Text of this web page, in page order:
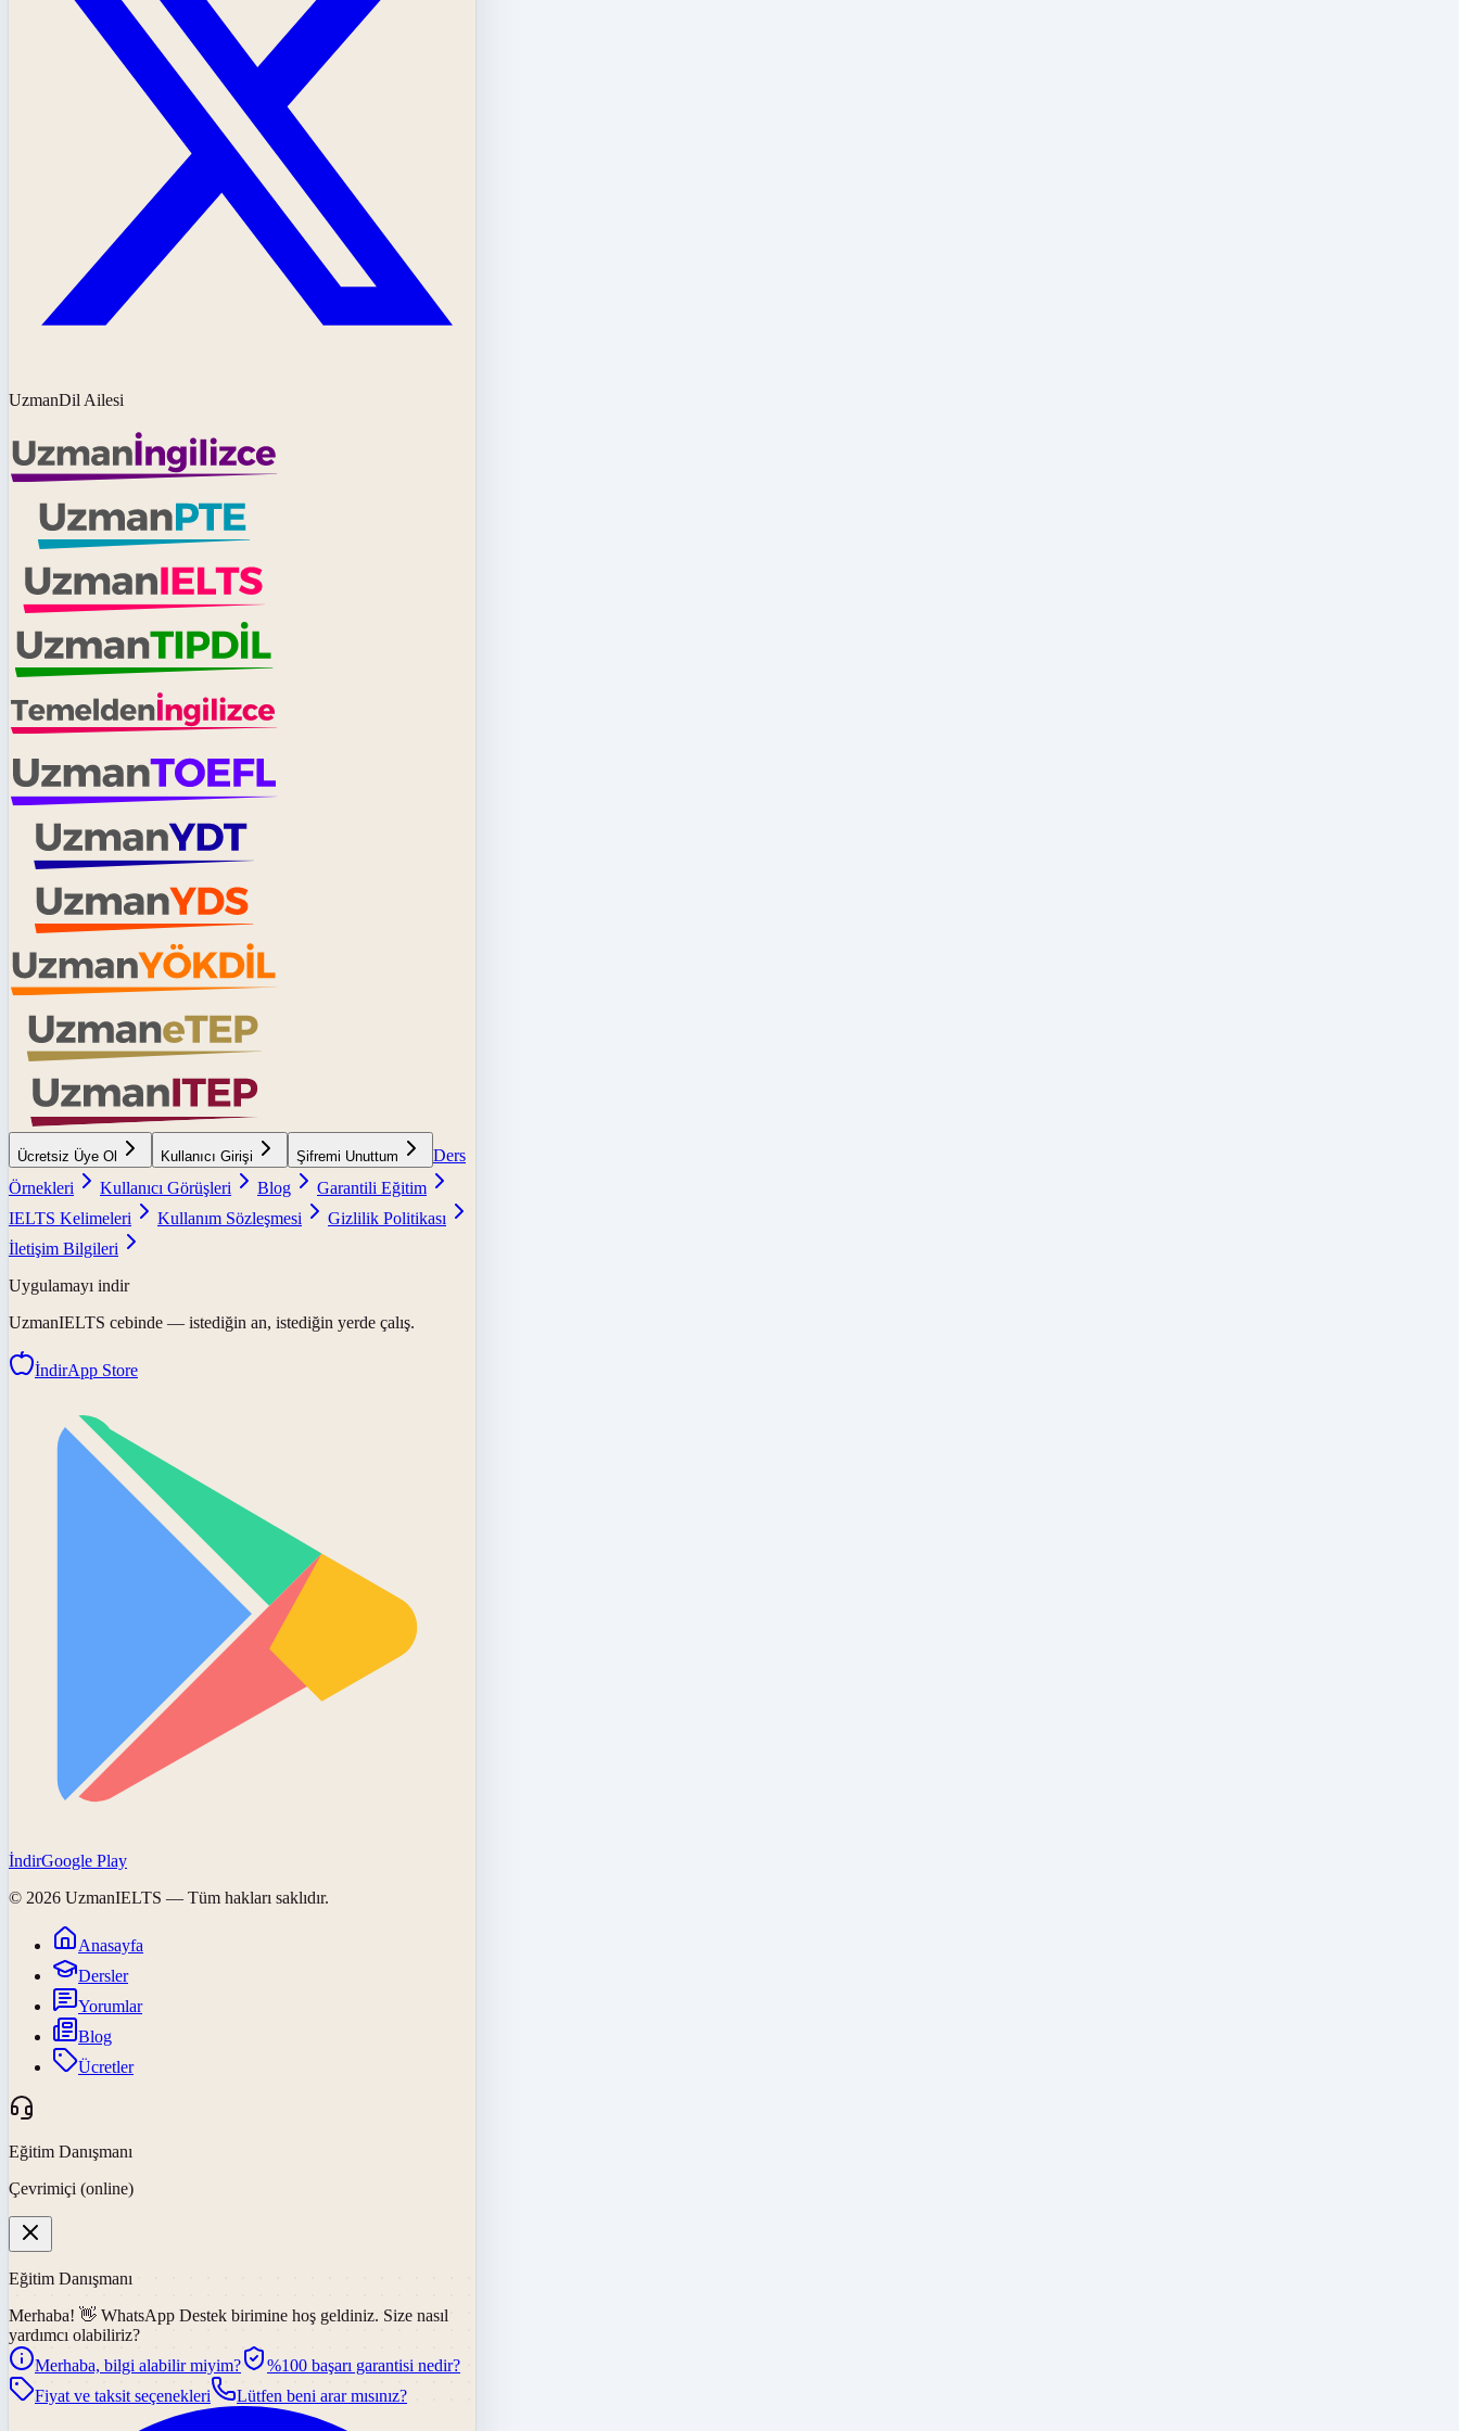
UzmanDil Ailesi
Ücretsiz Üye Ol Kullanıcı Girişi Şifremi Unuttum
Ders
Örnekleri
Kullanıcı Görüşleri Blog
Garantili Eğitim
IELTS Kelimeleri
Kullanım Sözleşmesi
Gizlilik Politikası
İletişim Bilgileri
Uygulamayı indir
UzmanIELTS cebinde — istediğin an, istediğin yerde çalış.
İndirApp Store
İndirGoogle Play
© 2026 UzmanIELTS — Tüm hakları saklıdır.
Anasayfa
Dersler
Yorumlar
Blog
Ücretler
Eğitim Danışmanı
Çevrimiçi (online)
Eğitim Danışmanı
Merhaba! 👋 WhatsApp Destek birimine hoş geldiniz. Size nasıl
yardımcı olabiliriz?
Merhaba, bilgi alabilir miyim?
%100 başarı garantisi nedir?
Fiyat ve taksit seçenekleri
Lütfen beni arar mısınız?